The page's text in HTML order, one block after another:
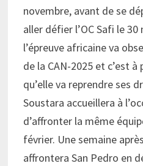
novembre, avant de se
aller défier l’OC Safi le
l’épreuve africaine va
de la CAN-2025 et c’est
qu’elle va reprendre ses
Soustara accueillera à
d’affronter la même
février. Une semaine
affrontera San Pedro en